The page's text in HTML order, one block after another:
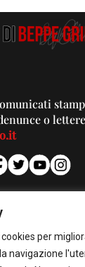
per
navigazione
o
la tua